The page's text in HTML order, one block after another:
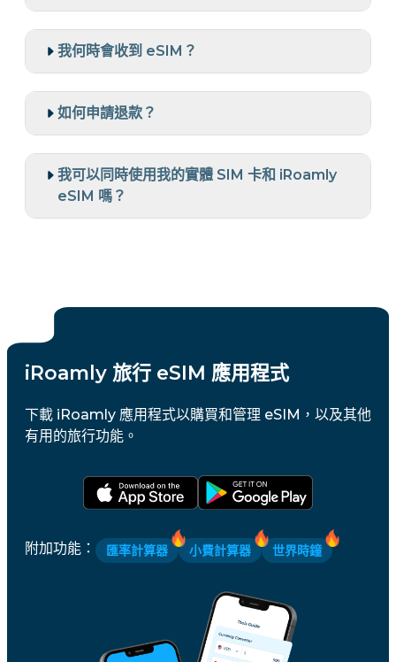
我何時會收到 eSIM？
如何申請退款？
我可以同時使用我的實體 SIM 卡和 iRoamly
eSIM 嗎？
iRoamly 旅行 eSIM 應用程式
下載 iRoamly 應用程式以購買和管理 eSIM，以及其他
有用的旅行功能。
附加功能 ： 匯率計算器 小費計算器 世界時鐘